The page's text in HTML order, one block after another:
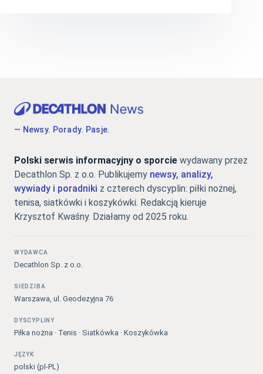
— Newsy. Porady. Pasje.
Polski serwis informacyjny o sporcie wydawany przez
Decathlon Sp. z o.o. Publikujemy newsy, analizy,
wywiady i poradniki z czterech dyscyplin: piłki nożnej,
tenisa, siatkówki i koszykówki. Redakcją kieruje
Krzysztof Kwaśny. Działamy od 2025 roku.
WYDAWCA
Decathlon Sp. z o.o.
SIEDZIBA
Warszawa, ul. Geodezyjna 76
DYSCYPLINY
Piłka nożna · Tenis · Siatkówka · Koszykówka
JĘZYK
polski (pl-PL)